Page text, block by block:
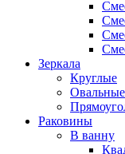
Зеркала
Круглые
Овальные
Раковины
В ванну